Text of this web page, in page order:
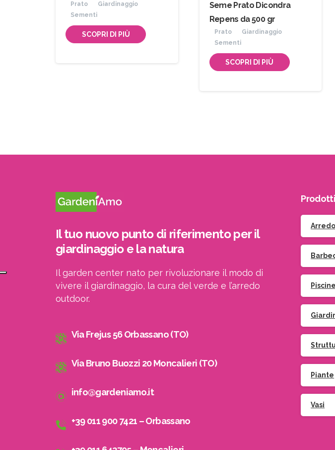
Prato
Giardinaggio
Sementi
SCOPRI DI PIÙ
Seme Prato Dicondra
Repens da 500 gr
Prato
Giardinaggio
Sementi
SCOPRI DI PIÙ
Il tuo nuovo punto di riferimento per il
giardinaggio e la natura
Il garden center nato per rivoluzionare il modo di
vivere il giardinaggio, la cura del verde e l’arredo
outdoor.
Via Frejus 56 Orbassano (TO)
Via Bruno Buozzi 20 Moncalieri (TO)
info@gardeniamo.it
+39 011 900 7421 – Orbassano
Prodotti
Piante
Vasi
alla